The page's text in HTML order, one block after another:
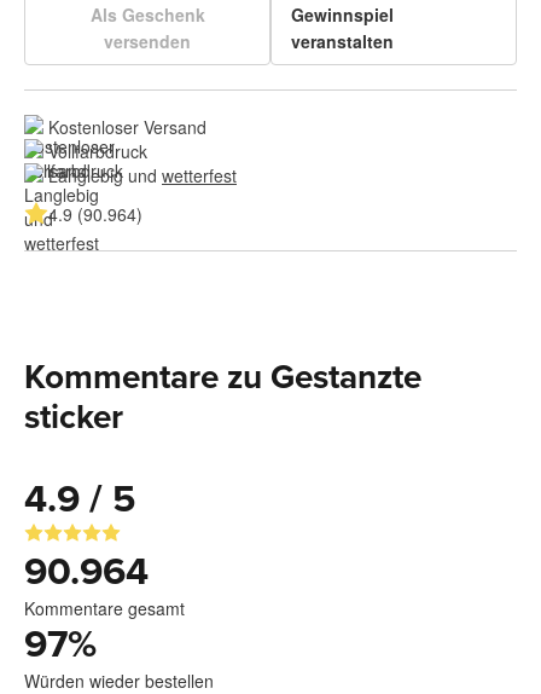
Als Geschenk
versenden
Gewinnspiel
veranstalten
Kostenloser Versand
Vollfarbdruck
Langlebig und wetterfest
4.9 (90.964)
Kommentare zu Gestanzte
sticker
4.9 / 5
90.964
Kommentare gesamt
97%
Würden wieder bestellen